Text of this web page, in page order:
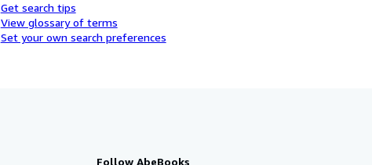
Get search tips
View glossary of terms
Set your own search preferences
Follow AbeBooks